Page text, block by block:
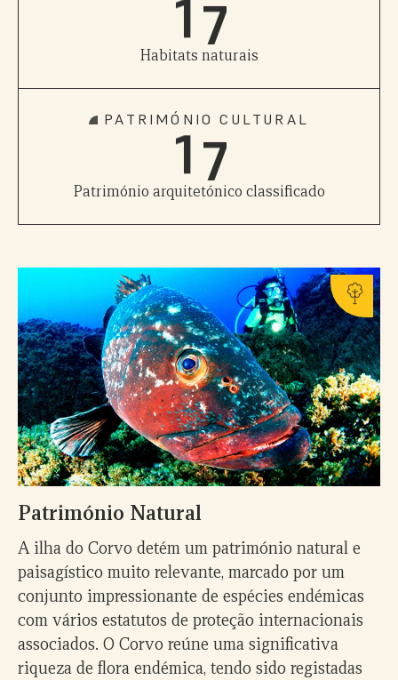
17
Habitats naturais
PATRIMÓNIO CULTURAL
0
1
5
6
7
Património arquitetónico classificado
Património Natural
A ilha do Corvo detém um património natural e
paisagístico muito relevante, marcado por um
conjunto impressionante de espécies endémicas
com vários estatutos de proteção internacionais
associados. O Corvo reúne uma significativa
riqueza de flora endémica, tendo sido registadas